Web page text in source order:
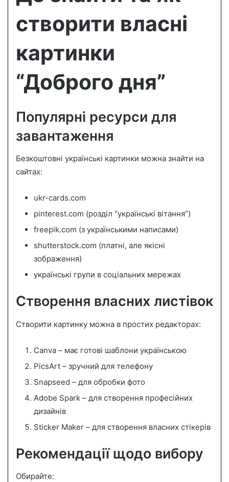
створити власні
картинки
“Доброго дня”
Популярні ресурси для
завантаження
Безкоштовні українські картинки можна знайти на
сайтах:
ukr-cards.com
pinterest.com (розділ “українські вітання”)
freepik.com (з українськими написами)
shutterstock.com (платні, але якісні
зображення)
українські групи в соціальних мережах
Створення власних листівок
Створити картинку можна в простих редакторах:
Canva – має готові шаблони українською
PicsArt – зручний для телефону
Snapseed – для обробки фото
Adobe Spark – для створення професійних
дизайнів
Sticker Maker – для створення власних стікерів
Рекомендації щодо вибору
Обирайте: